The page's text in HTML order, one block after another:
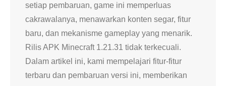
setiap pembaruan, game ini memperluas
cakrawalanya, menawarkan konten segar, fitur
baru, dan mekanisme gameplay yang menarik.
Rilis APK Minecraft 1.21.31 tidak terkecuali.
Dalam artikel ini, kami mempelajari fitur-fitur
terbaru dan pembaruan versi ini, memberikan